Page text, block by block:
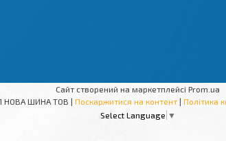
Сайт створений на маркетплейсі Prom.ua
АВП НОВА ШИНА ТОВ | Поскаржитися на контент | Політика
Select Language ▼